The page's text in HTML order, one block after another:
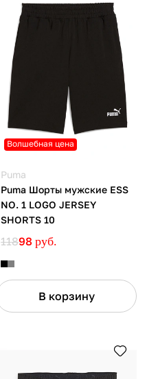
Волшебная цена
Puma
Puma Шорты мужские ESS
NO. 1 LOGO JERSEY
SHORTS 10
11898 руб.
В корзину